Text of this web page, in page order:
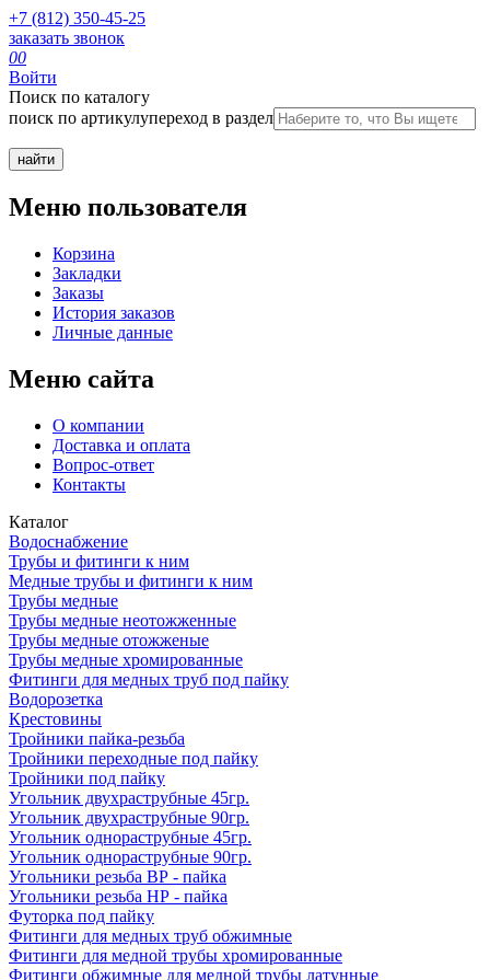
+7 (812) 350-45-25
заказать звонок
00
Войти
Поиск по каталогу
поиск по артикулупереход в раздел
Меню пользователя
Корзина
Закладки
Заказы
История заказов
Личные данные
Меню сайта
О компании
Доставка и оплата
Вопрос-ответ
Контакты
Каталог
Водоснабжение
Трубы и фитинги к ним
Медные трубы и фитинги к ним
Трубы медные
Трубы медные неотожженные
Трубы медные отожженые
Трубы медные хромированные
Фитинги для медных труб под пайку
Водорозетка
Крестовины
Тройники пайка-резьба
Тройники переходные под пайку
Тройники под пайку
Угольник двухраструбные 45гр.
Угольник двухраструбные 90гр.
Угольник однораструбные 45гр.
Угольник однораструбные 90гр.
Угольники резьба ВР - пайка
Угольники резьба НР - пайка
Футорка под пайку
Фитинги для медных труб обжимные
Фитинги для медной трубы хромированные
Фитинги обжимные для медной трубы латунные